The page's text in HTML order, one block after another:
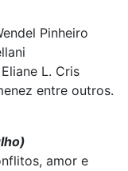
Pinheiro
L. Cris
entre outros.
amor e